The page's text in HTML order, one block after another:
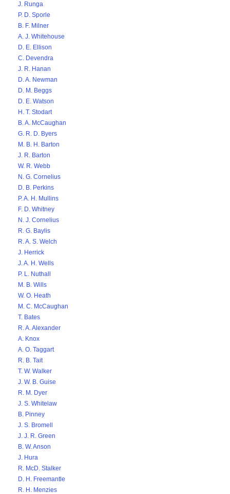
J. Runga
P. D. Sporle
B. F. Milner
A. J. Whitehouse
D. E. Ellison
C. Devendra
J. R. Hanan
D. A. Newman
D. M. Beggs
D. E. Watson
H. T. Stodart
B. A. McCaughan
G. R. D. Byers
M. B. H. Barton
J. R. Barton
W. R. Webb
N. G. Cornelius
D. B. Perkins
P. A. H. Mullins
F. D. Whitney
N. J. Cornelius
R. G. Baylis
R. A. S. Welch
J. Herrick
J. A. H. Wells
P. L. Nuthall
M. B. Wills
W. O. Heath
M. C. McCaughan
T. Bates
R. A. Alexander
A. Knox
A. O. Taggart
R. B. Tait
T. W. Walker
J. W. B. Guise
R. M. Dyer
J. S. Whitelaw
B. Pinney
J. S. Bromell
J. J. R. Green
B. W. Anson
J. Hura
R. McD. Stalker
D. H. Freemantle
R. H. Menzies